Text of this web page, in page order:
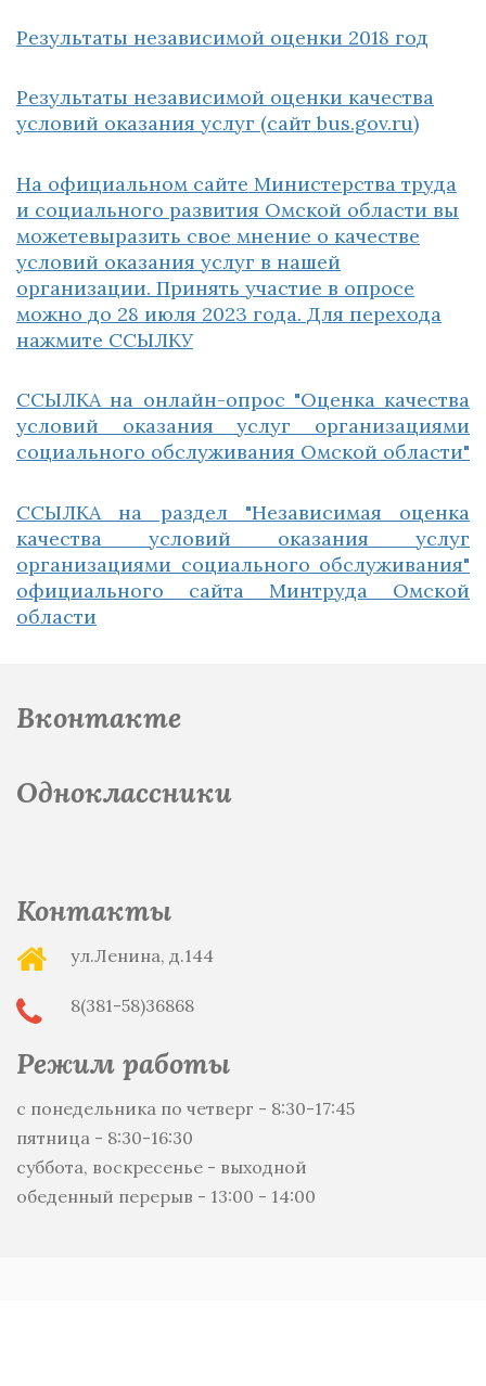
Результаты независимой оценки 2018 год
Результаты независимой оценки качества
условий оказания услуг (сайт bus.gov.ru)
На официальном сайте Министерства труда
и социального развития Омской области вы
можетевыразить свое мнение о качестве
условий оказания услуг в нашей
организации. Принять участие в опросе
можно до 28 июля 2023 года. Для перехода
нажмите ССЫЛКУ
ССЫЛКА на онлайн-опрос "Оценка качества
условий оказания услуг организациями
социального обслуживания Омской области"
ССЫЛКА на раздел "Независимая оценка
качества условий оказания услуг
организациями социального обслуживания"
официального сайта Минтруда Омской
области
Вконтакте
Одноклассники
Контакты
ул.Ленина, д.144
8(381-58)36868
Режим работы
с понедельника по четверг - 8:30-17:45
пятница - 8:30-16:30
суббота, воскресенье - выходной
обеденный перерыв - 13:00 - 14:00